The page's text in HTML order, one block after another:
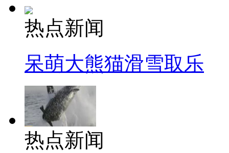
热点新闻
呆萌大熊猫滑雪取乐
热点新闻